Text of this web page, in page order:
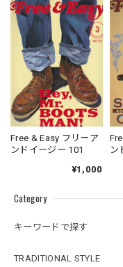
Category
キーワードで探す
TRADITIONAL STYLE
Free & Easy フリーア
ンドイージー 101
¥1,000
ン